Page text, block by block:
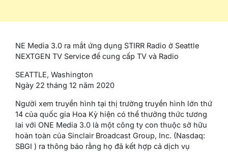
NE Media 3.0 ra mắt ứng dụng STIRR Radio ở Seattle
NEXTGEN TV Service để cung cấp TV và Radio
SEATTLE, Washington
Ngày 22 tháng 12 năm 2020
Người xem truyền hình tại thị trường truyền hình lớn thứ
14 của quốc gia Hoa Kỳ hiện có thể thưởng thức tương
lai với ONE Media 3.0 là một công ty con thuộc sở hữu
hoàn toàn của Sinclair Broadcast Group, Inc. (Nasdaq:
SBGI ) ra thông báo rằng họ đã kết hợp cả dịch vụ